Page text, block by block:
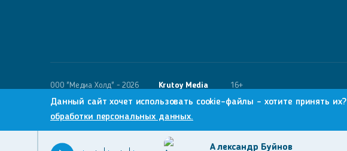
Александр Буйнов
OOO "Медиа Холд" - 2026 Krutoy Media 16+
Данный сайт хочет использовать cookie-файлы - хотите принять их?
обработки персональных данных.